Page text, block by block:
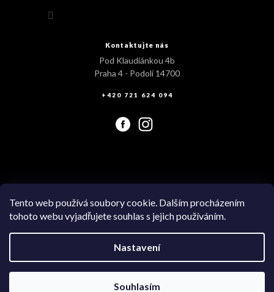
Tento web používá soubory cookie. Dalším procházením
tohoto webu vyjadřujete souhlas s jejich používáním.
Nastavení
Souhlasím
Kontaktujte nás
Pod Klaudiánkou 4b
Praha 4 - Podolí 14700
+420 721 624 094
Vytvořil Shoptet
Swimsuit.cz. Všechna práva vyhrazena.